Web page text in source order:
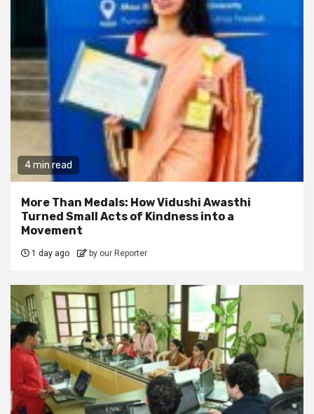
4 min read
More Than Medals: How Vidushi Awasthi
Turned Small Acts of Kindness into a
Movement
1 day ago by our Reporter